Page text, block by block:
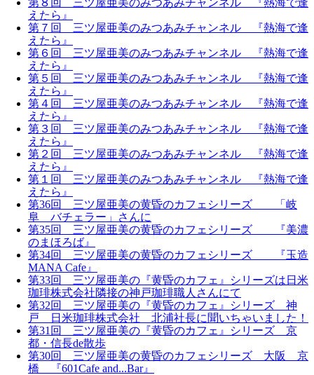
えたら』
第７回 三ツ屋亜美のみつあみチャンネル 『熱海で逢
えたら』
第６回 三ツ屋亜美のみつあみチャンネル 『熱海で逢
えたら』
第５回 三ツ屋亜美のみつあみチャンネル 『熱海で逢
えたら』
第４回 三ツ屋亜美のみつあみチャンネル 『熱海で逢
えたら』
第３回 三ツ屋亜美のみつあみチャンネル 『熱海で逢
えたら』
第２回 三ツ屋亜美のみつあみチャンネル 『熱海で逢
えたら』
第１回 三ツ屋亜美のみつあみチャンネル 『熱海で逢
えたら』
第36回 三ツ屋亜美の黄昏のカフェシリーズ 「岐
阜 バチェラー」さんに
第35回 三ツ屋亜美の黄昏のカフェシリーズ 『美濃
のまほろば』
第34回 三ツ屋亜美の黄昏のカフェシリーズ 『玉造
MANA Cafe』
第33回 三ツ屋亜美の『黄昏のカフェ』シリーズは日米
珈琲株式会社隣接の神戸珈琲職人さんにて
第32回 三ツ屋亜美の『黄昏のカフェ』シリーズ 神
戸 日米珈琲株式会社 北浦社長に聞いちゃいました！
第31回 三ツ屋亜美の『黄昏のカフェ』シリーズ 京
都・信長de散歩
第30回 三ツ屋亜美の黄昏のカフェシリーズ 大阪 京
橋 『601Cafe and...Bar』